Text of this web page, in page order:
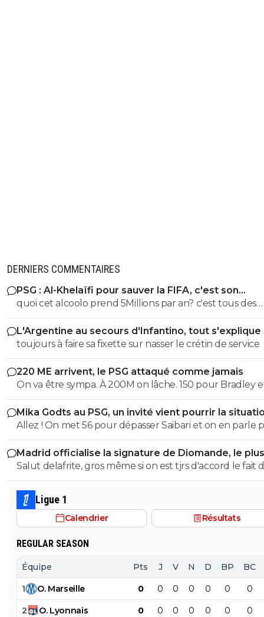
DERNIERS COMMENTAIRES
PSG : Al-Khelaïfi pour sauver la FIFA, c'est son
cauchemar
quoi cet alcoolo prend 5Millions par an? c'est tous des
escrocs dans ce milieu.... et le mec ose parler après
L'Argentine au secours d'Infantino, tout s'explique
toujours à faire sa fixette sur nasser le crétin de service
220 ME arrivent, le PSG attaqué comme jamais
On va être sympa. À 200M on lâche. 150 pour Bradley
pour Mbaye, prix d'ami 😉
Mika Godts au PSG, un invité vient pourrir la
Allez ! On met 56 pour dépasser Saibari et on en parle
On a besoin de joueurs pour la supercoupe et L.E
joueur. Une rallonge de 10 c'est pas la mort. Fut un temps on
balançait des 95M sur RKM... Sérieux je m'y ferais jamais à
cette lanteur. Surpayer non mais faire les gratteurs,
! 56 vu les dingueries du marché ça reste "correct" et
2,5x moins que Diomande 🤣
Madrid officialise la signature de Diomande, le
transfert de son histoire
Salut delafrite, gros même si on est tjrs d'accord le fait
relayer les données perso d'un gars ça reste moyen. À
on se chambre, c'est bon enfant. J'ai rien spécialement
contre verge33 disont même que c'est un peu
pote que tu as qui supporte l'OM ou autre et qui
venir à communier les données perso c'est limite 🙏 Peace
mon grand et Verge va te faire encvler 🤣 en tout
biensur 🤣
Ligue 1
Calendrier Résultats
REGULAR SEASON
Équipe Pts J V N D BP BC
1 O. Marseille 0 0 0 0 0 0 0
2 O. Lyonnais 0 0 0 0 0 0 0